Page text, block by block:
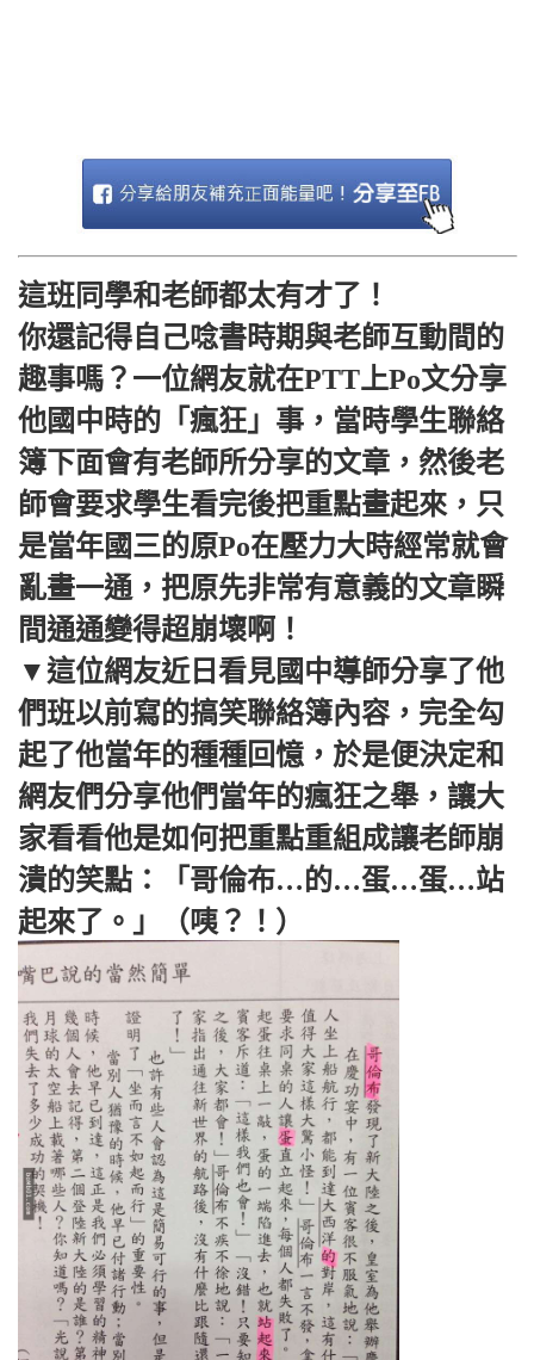
這班同學和老師都太有才了！
你還記得自己唸書時期與老師互動間的
趣事嗎？一位網友就在PTT上Po文分享
他國中時的「瘋狂」事，當時學生聯絡
簿下面會有老師所分享的文章，然後老
師會要求學生看完後把重點畫起來，只
是當年國三的原Po在壓力大時經常就會
亂畫一通，把原先非常有意義的文章瞬
間通通變得超崩壞啊！
▼這位網友近日看見國中導師分享了他
們班以前寫的搞笑聯絡簿內容，完全勾
起了他當年的種種回憶，於是便決定和
網友們分享他們當年的瘋狂之舉，讓大
家看看他是如何把重點重組成讓老師崩
潰的笑點：「哥倫布…的…蛋…蛋…站
起來了。」（咦？！）